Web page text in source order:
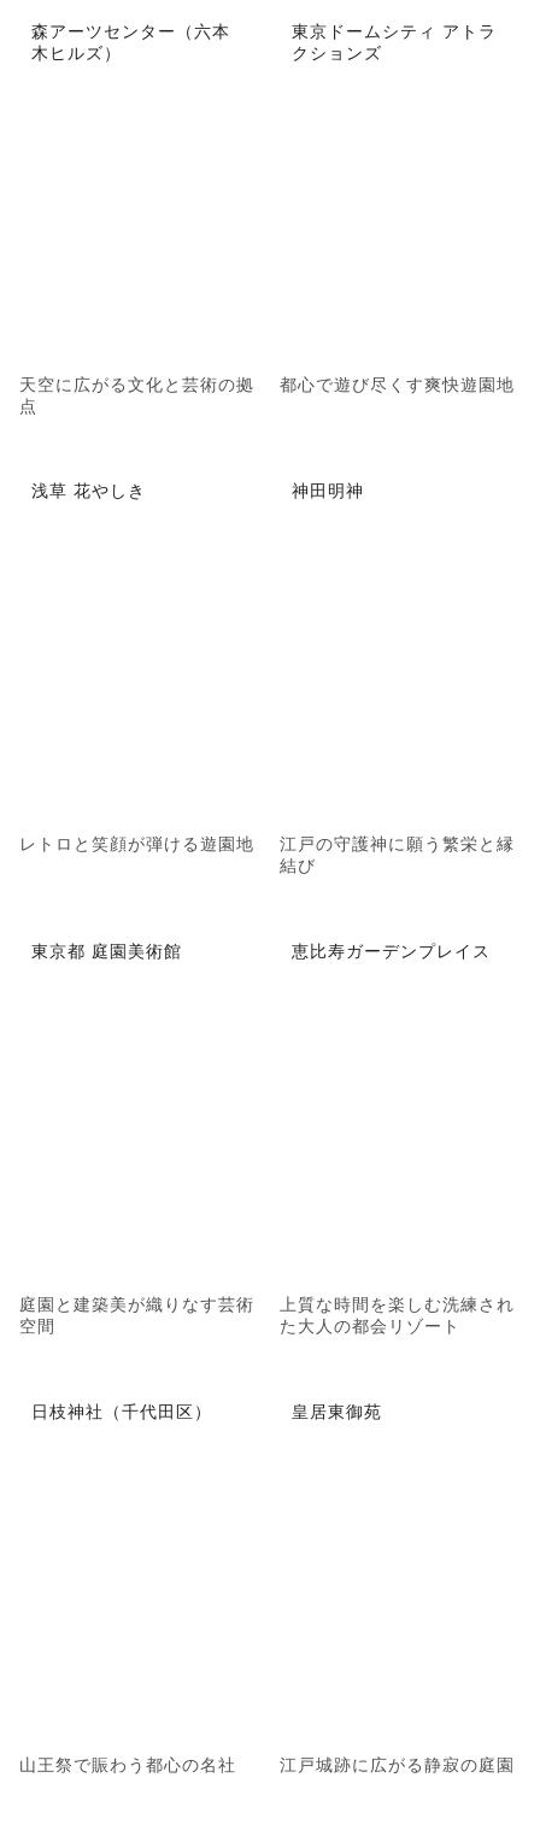
森アーツセンター（六本
木ヒルズ）
天空に広がる文化と芸術の拠
点
東京ドームシティ アトラ
クションズ
都心で遊び尽くす爽快遊園地
浅草 花やしき
レトロと笑顔が弾ける遊園地
神田明神
江戸の守護神に願う繁栄と縁
結び
東京都 庭園美術館
庭園と建築美が織りなす芸術
空間
恵比寿ガーデンプレイス
上質な時間を楽しむ洗練され
た大人の都会リゾート
日枝神社（千代田区）
山王祭で賑わう都心の名社
皇居東御苑
江戸城跡に広がる静寂の庭園